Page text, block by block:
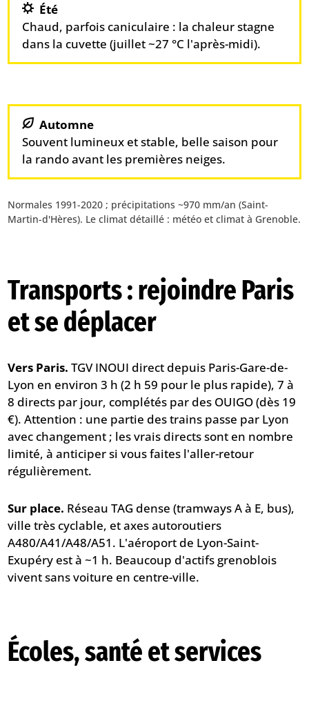
Été
Chaud, parfois caniculaire : la chaleur stagne
dans la cuvette (juillet ~27 °C l'après-midi).
Automne
Souvent lumineux et stable, belle saison pour
la rando avant les premières neiges.
Normales 1991-2020 ; précipitations ~970 mm/an (Saint-
Martin-d'Hères). Le climat détaillé : météo et climat à Grenoble.
Transports : rejoindre Paris
et se déplacer
Vers Paris. TGV INOUI direct depuis Paris-Gare-de-
Lyon en environ 3 h (2 h 59 pour le plus rapide), 7 à
8 directs par jour, complétés par des OUIGO (dès 19
€). Attention : une partie des trains passe par Lyon
avec changement ; les vrais directs sont en nombre
limité, à anticiper si vous faites l'aller-retour
régulièrement.
Sur place. Réseau TAG dense (tramways A à E, bus),
ville très cyclable, et axes autoroutiers
A480/A41/A48/A51. L'aéroport de Lyon-Saint-
Exupéry est à ~1 h. Beaucoup d'actifs grenoblois
vivent sans voiture en centre-ville.
Écoles, santé et services